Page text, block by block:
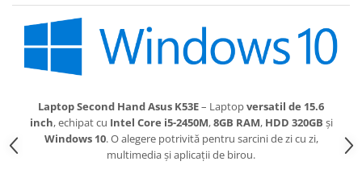
Laptop Second Hand Asus K53E– Laptopversatil de 15.6
inch, echipat cu Intel Core i5-2450M,8GB RAM, HDD 320GB și
Windows 10. O alegere potrivită pentru sarcini de zi cu zi,
multimedia și aplicații de birou.